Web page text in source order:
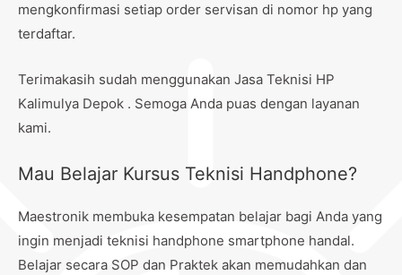
mengkonfirmasi setiap order servisan di nomor hp yang
terdaftar.
Terimakasih sudah menggunakan Jasa Teknisi HP
Kalimulya Depok . Semoga Anda puas dengan layanan
kami.
Mau Belajar Kursus Teknisi Handphone?
Maestronik membuka kesempatan belajar bagi Anda yang
ingin menjadi teknisi handphone smartphone handal.
Belajar secara SOP dan Praktek akan memudahkan dan